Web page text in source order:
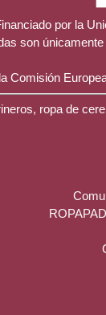
por la
son
Comisión
ropa de